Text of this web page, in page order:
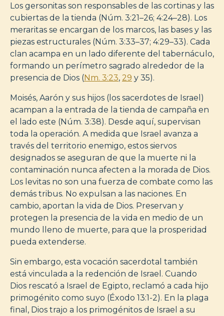
Los gersonitas son responsables de las cortinas y las
cubiertas de la tienda (Núm. 3:21–26; 4:24–28). Los
meraritas se encargan de los marcos, las bases y las
piezas estructurales (Núm. 3:33–37; 4:29–33). Cada
clan acampa en un lado diferente del tabernáculo,
formando un perímetro sagrado alrededor de la
presencia de Dios (Nm. 3:23, 29 y 35).
Moisés, Aarón y sus hijos (los sacerdotes de Israel)
acampan a la entrada de la tienda de campaña en
el lado este (Núm. 3:38). Desde aquí, supervisan
toda la operación. A medida que Israel avanza a
través del territorio enemigo, estos siervos
designados se aseguran de que la muerte ni la
contaminación nunca afecten a la morada de Dios.
Los levitas no son una fuerza de combate como las
demás tribus. No expulsan a las naciones. En
cambio, aportan la vida de Dios. Preservan y
protegen la presencia de la vida en medio de un
mundo lleno de muerte, para que la prosperidad
pueda extenderse.
Sin embargo, esta vocación sacerdotal también
está vinculada a la redención de Israel. Cuando
Dios rescató a Israel de Egipto, reclamó a cada hijo
primogénito como suyo (Éxodo 13:1-2). En la plaga
final, Dios trajo a los primogénitos de Israel a su